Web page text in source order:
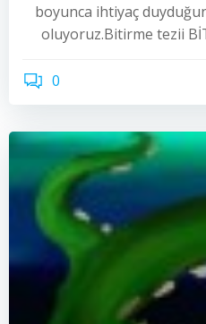
boyunca ihtiyaç
oluyoruz.Bitirme tezii
0